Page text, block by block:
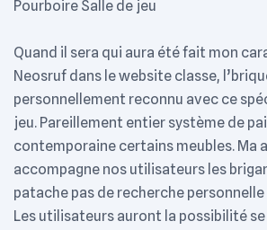
Quand il sera qui aura été fait mon
Neosruf dans le website classe,
personnellement reconnu avec ce
jeu. Pareillement entier système de
contemporaine certains meubles. Ma
accompagne nos utilisateurs les
patache pas de recherche personnelle
Les utilisateurs auront la possibilité se